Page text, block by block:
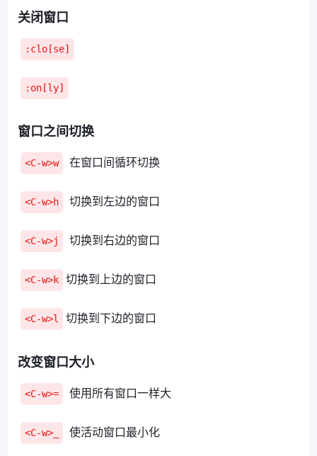
关闭窗口
:clo[se]
:on[ly]
窗口之间切换
<C-w>w 在窗口间循环切换
<C-w>h 切换到左边的窗口
<C-w>j 切换到右边的窗口
<C-w>k 切换到上边的窗口
<C-w>l 切换到下边的窗口
改变窗口大小
<C-w>= 使用所有窗口一样大
<C-w>_ 使活动窗口最小化